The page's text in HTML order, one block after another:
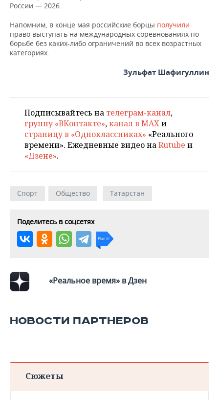
России — 2026.
Напомним, в конце мая российские борцы получили
право выступать на международных соревнованиях по
борьбе без каких-либо ограничений во всех возрастных
категориях.
Зульфат Шафигуллин
Подписывайтесь на телеграм-канал,
группу «ВКонтакте»,канал в MAXи
страницу в «Одноклассниках» «Реального
времени». Ежедневные видео наRutube и
«Дзене».
Спорт Общество Татарстан
Поделитесь в соцсетях
«Реальное время» в Дзен
НОВОСТИ ПАРТНЕРОВ
Сюжеты